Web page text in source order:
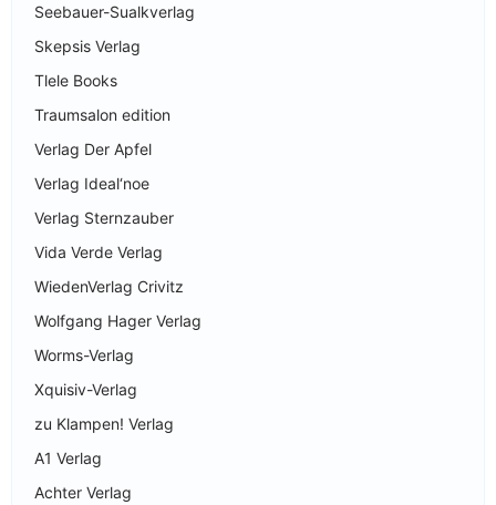
Seebauer-Sualkverlag
Skepsis Verlag
Tlele Books
Traumsalon edition
Verlag Der Apfel
Verlag Ideal‘noe
Verlag Sternzauber
Vida Verde Verlag
WiedenVerlag Crivitz
Wolfgang Hager Verlag
Worms-Verlag
Xquisiv-Verlag
zu Klampen! Verlag
A1 Verlag
Achter Verlag